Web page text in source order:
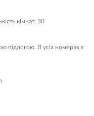
кімнат: 30
підлогою. В усіх номерах є